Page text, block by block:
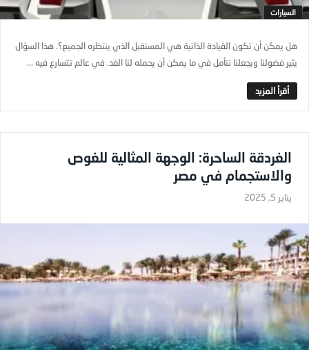
السيارات
هل يمكن أن تكون القيادة الذاتية هي المستقبل الذي ينتظره الجميع؟. هذا السؤال
يثير فضولنا ويجعلنا نتأمل في ما يمكن أن يحمله لنا الغد. في عالم تتسارع فيه ...
الغردقة الساحرة: الوجهة المثالية للغوص
والاستجمام في مصر
يناير 5, 2025